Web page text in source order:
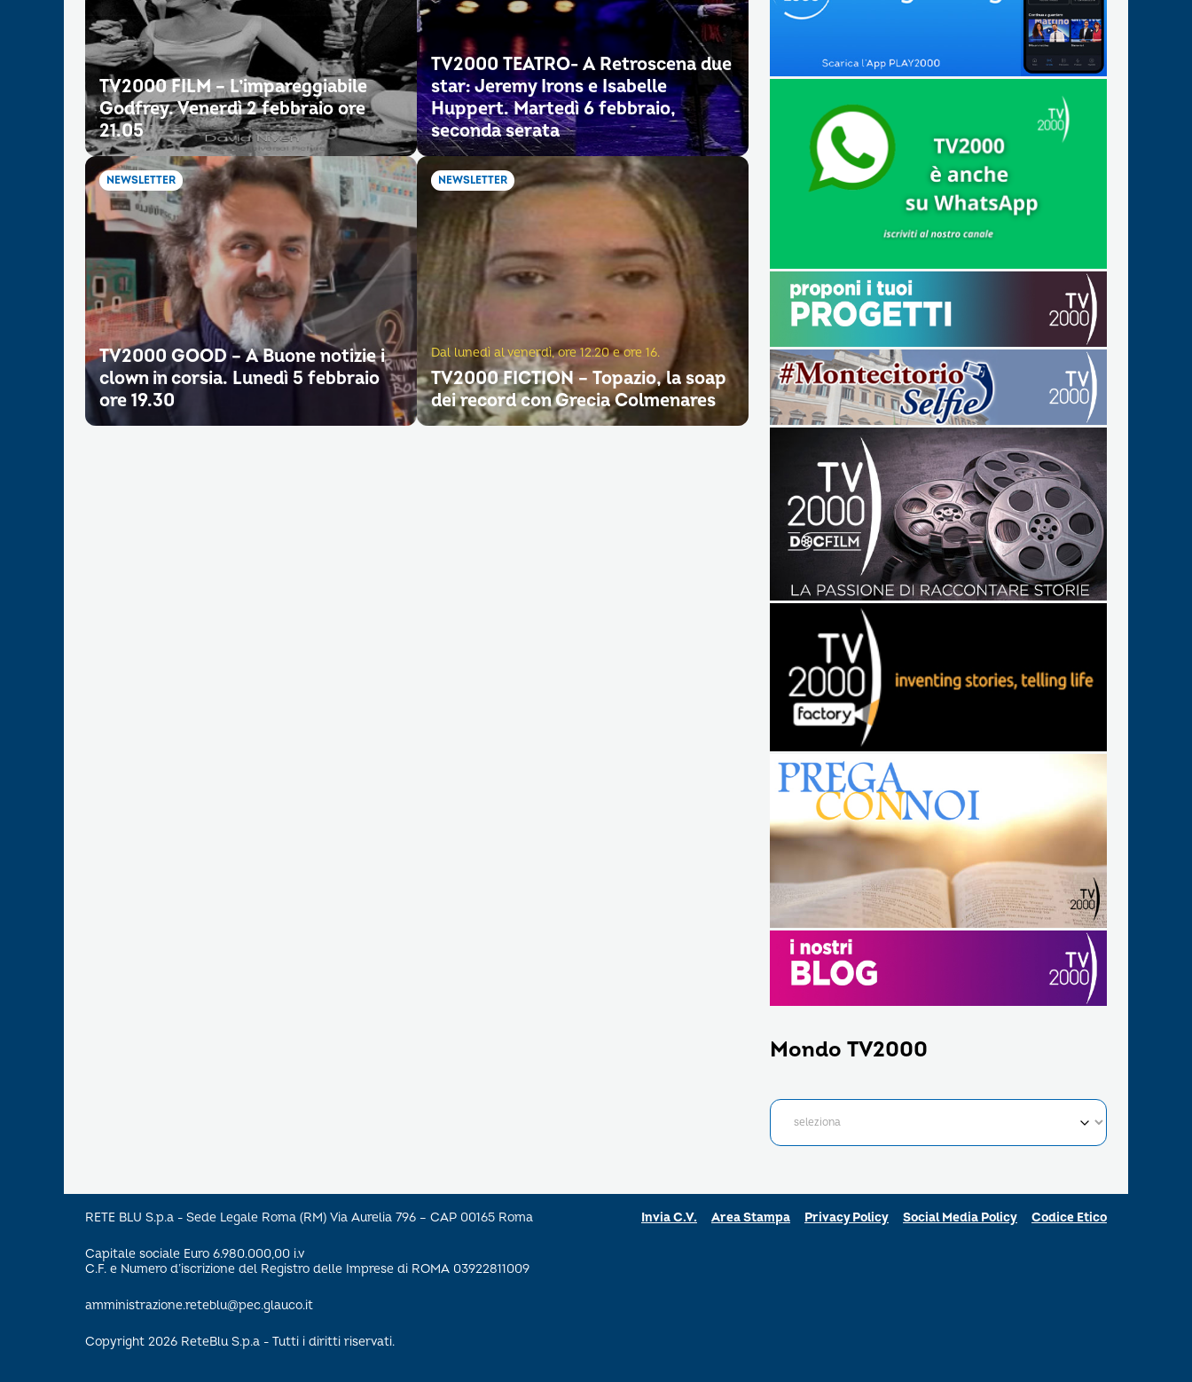
TV2000 FILM – L’impareggiabile
Godfrey. Venerdì 2 febbraio ore
21.05
TV2000 TEATRO- A Retroscena due
star: Jeremy Irons e Isabelle
Huppert. Martedì 6 febbraio,
seconda serata
NEWSLETTER
TV2000 GOOD – A Buone notizie i
clown in corsia. Lunedì 5 febbraio
ore 19.30
NEWSLETTER
Dal lunedì al venerdì, ore 12.20 e ore 16.
TV2000 FICTION – Topazio, la soap
dei record con Grecia Colmenares
Mondo TV2000
RETE BLU S.p.a - Sede Legale Roma (RM) Via Aurelia 796 – CAP 00165 Roma
Capitale sociale Euro 6.980.000,00 i.v
C.F. e Numero d’iscrizione del Registro delle Imprese di ROMA 03922811009
amministrazione.reteblu@pec.glauco.it
Copyright 2026 ReteBlu S.p.a - Tutti i diritti riservati.
Invia C.V. Area Stampa Privacy Policy Social Media Policy Codice Etico